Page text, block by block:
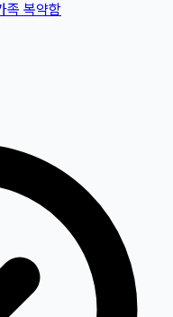
족 복약함